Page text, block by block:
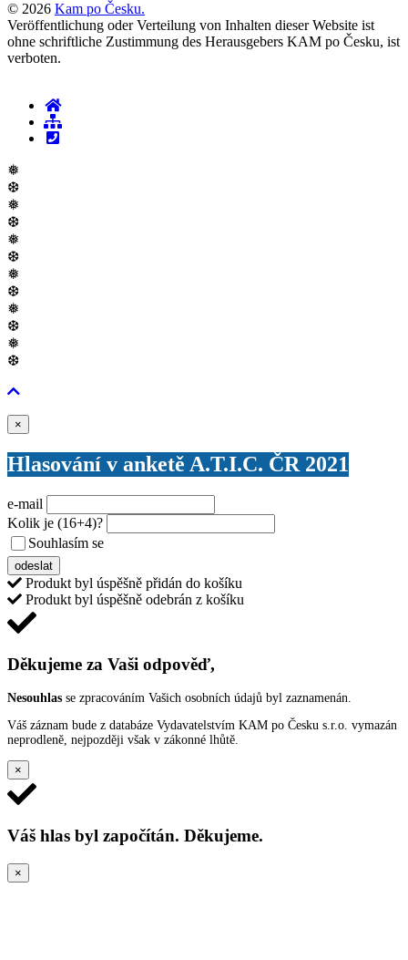
© 2026 Kam po Česku.
Veröffentlichung oder Verteilung von Inhalten dieser Website ist
ohne schriftliche Zustimmung des Herausgebers KAM po Česku, ist
verboten.
❅
❆
❅
❆
❅
❆
❅
❆
❅
❆
❅
❆
×
Hlasování v anketě A.T.I.C. ČR 2021
e-mail
Kolik je (16+4)?
Souhlasím se
odeslat
Produkt byl úspěšně přidán do košíku
Produkt byl úspěšně odebrán z košíku
Děkujeme za Vaši odpověď,
Nesouhlas se zpracováním Vašich osobních údajů byl zaznamenán.
Váš záznam bude z databáze Vydavatelstvím KAM po Česku s.r.o. vymazán
neprodleně, nejpozději však v zákonné lhůtě.
×
Váš hlas byl započítán. Děkujeme.
×